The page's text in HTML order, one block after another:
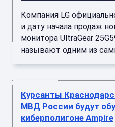
Компания LG
и дату начала продаж
монитора UltraGear
называют одним из
Курсанты
МВД России будут
киберполигоне Ampire